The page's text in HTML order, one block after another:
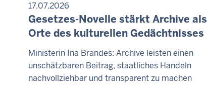
17.07.2026
Gesetzes-Novelle stärkt Archive als
Orte des kulturellen Gedächtnisses
Ministerin Ina Brandes: Archive leisten einen
unschätzbaren Beitrag, staatliches Handeln
nachvollziehbar und transparent zu machen